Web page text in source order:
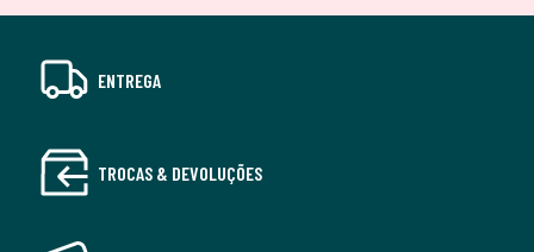
ENTREGA
TROCAS & DEVOLUÇÕES